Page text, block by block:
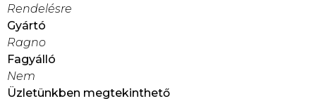
Rendelésre
Gyártó
Ragno
Fagyálló
Nem
Üzletünkben megtekinthető